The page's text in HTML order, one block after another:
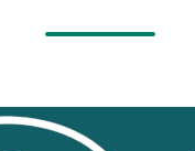
MIS RETOS SOLIDARIOS
CERRAR SESIÓN